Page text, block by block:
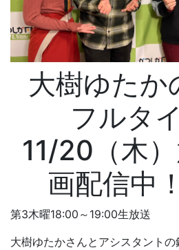
大樹ゆたか
フルタ
11/20（木
画配信中！
第3木曜18:00～19:00生放送
大樹ゆたかさんとアシスタント